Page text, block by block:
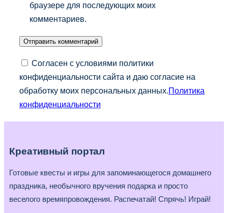
браузере для последующих моих
комментариев.
Согласен с условиями политики
конфиденциальности сайта и даю согласие на
обработку моих персональных данных. Политика
конфиденциальности
Креативный портал
Готовые квесты и игры для запоминающегося домашнего
праздника, необычного вручения подарка и просто
веселого времяпровождения. Распечатай! Спрячь! Играй!